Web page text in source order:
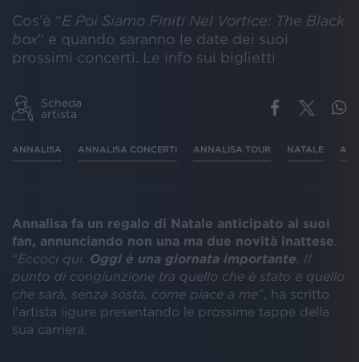
Cos’è “E Poi Siamo Finiti Nel Vortice: The Black
box” e quando saranno le date dei suoi
prossimi concerti. Le info sui biglietti
Scheda
artista
ANNALISA ANNALISA CONCERTI ANNALISA TOUR NATALE
Annalisa fa un regalo di Natale anticipato ai suoi
fan, annunciando non una ma due novità inattese
“Eccoci qui. Oggi è una giornata importante. Il
punto di congiunzione tra quello che è stato e quello
che sarà, senza sosta, come piace a me”, ha scritto
l'artista ligure presentando le prossime tappe della
sua carriera.